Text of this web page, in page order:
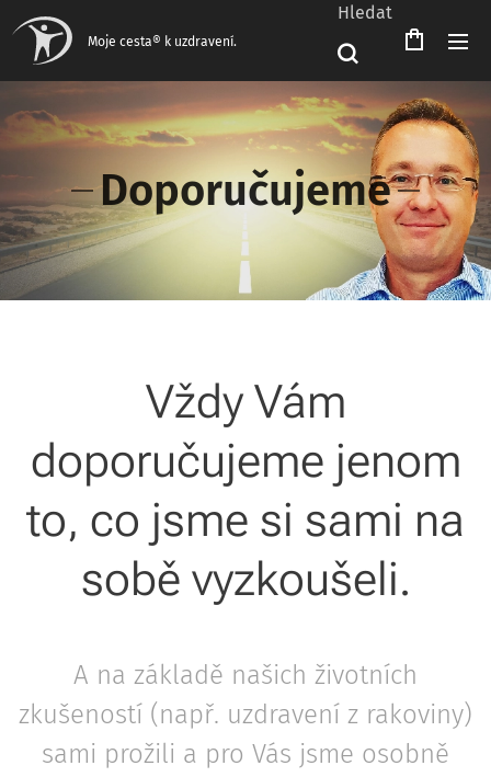
Moje cesta® k uzdravení.
Hledat
Doporučujeme
Čeština‎
Vždy Vám
doporučujeme jenom
to, co jsme si sami na
sobě vyzkoušeli.
A na základě našich životních
zkušeností (např. uzdravení z rakoviny)
sami prožili a pro Vás jsme osobně